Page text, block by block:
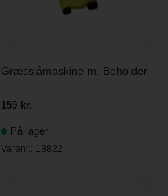
Græsslåmaskine m. Beholder
159 kr.
På lager
Varenr.: 13822